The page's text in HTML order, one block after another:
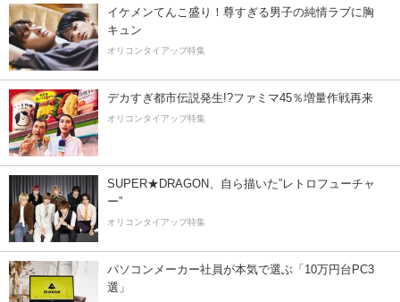
イケメンてんこ盛り！尊すぎる男子の純情ラブに胸
キュン
オリコンタイアップ特集
デカすぎ都市伝説発生!?ファミマ45％増量作戦再来
オリコンタイアップ特集
SUPER★DRAGON、自ら描いた”レトロフューチャ
ー”
オリコンタイアップ特集
パソコンメーカー社員が本気で選ぶ「10万円台PC3
選」